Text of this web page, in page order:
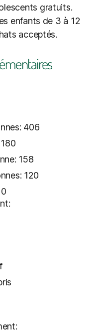
gratuits.
enfants de 3 à 12
acceptés.
406
158
120